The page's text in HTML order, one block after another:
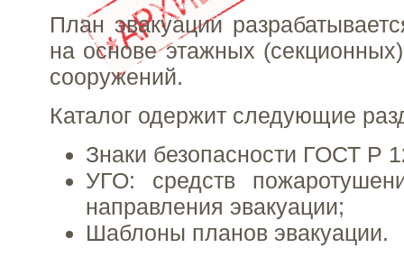
План эвакуации
на основе этажных
сооружений.
Каталог одержит следующие
Знаки безопасности ГОСТ Р
УГО: средств
направления эвакуации;
Шаблоны планов эвакуации.